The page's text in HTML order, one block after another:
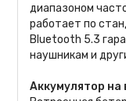
диапазоном
работает по
Bluetooth 5.3
наушникам и
Аккумулятор на